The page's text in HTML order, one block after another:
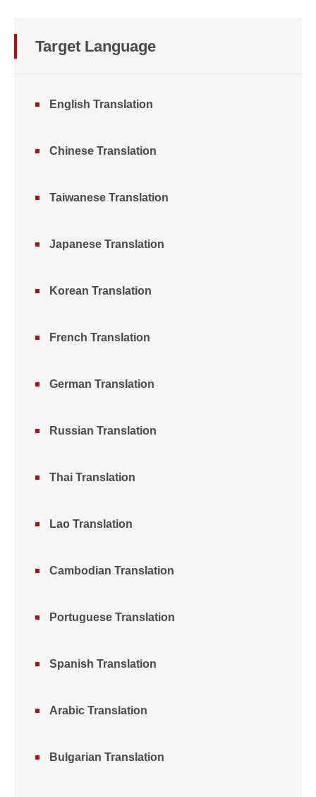
Target Language
English Translation
Chinese Translation
Taiwanese Translation
Japanese Translation
Korean Translation
French Translation
German Translation
Russian Translation
Thai Translation
Lao Translation
Cambodian Translation
Portuguese Translation
Spanish Translation
Arabic Translation
Bulgarian Translation